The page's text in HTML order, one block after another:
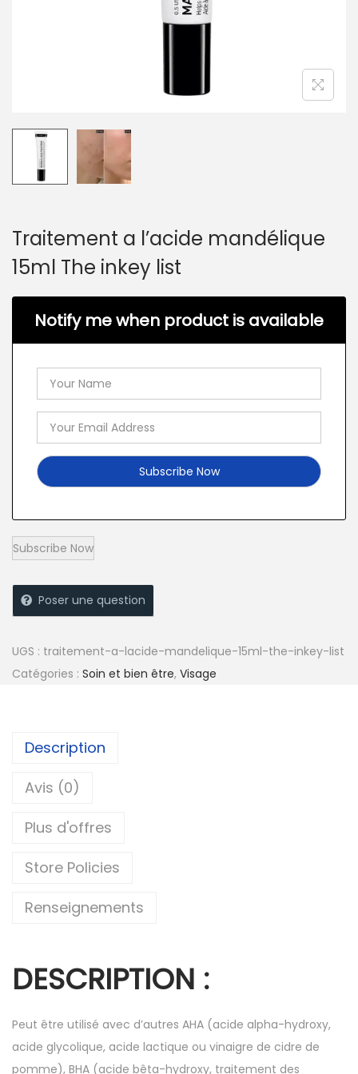
Traitement a l’acide mandélique
15ml The inkey list
Notify me when product is available
Poser une question
UGS : traitement-a-lacide-mandelique-15ml-the-inkey-list
Catégories : Soin et bien être, Visage
Description
Avis (0)
Plus d'offres
Store Policies
Renseignements
DESCRIPTION :
Peut être utilisé avec d’autres AHA (acide alpha-hydroxy,
acide glycolique, acide lactique ou vinaigre de cidre de
pomme), BHA (acide bêta-hydroxy, traitement des